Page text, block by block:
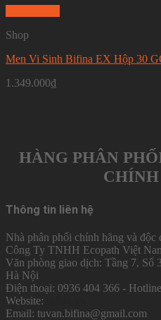
Shop
Men Vi Sinh Bifina EX Hộp 30
1.349.000₫
HÀNG PHÂN
Thông tin liên hệ
Nhà phân phối chính hãng và độc
Công Ty TNHH Ecopath Việt
Văn phòng giao dịch: Tầng 7, Số
Hà Nội
Điện thoại: 0936 404 366 -
Website:
Email: tuvan.bifina@gmail.com